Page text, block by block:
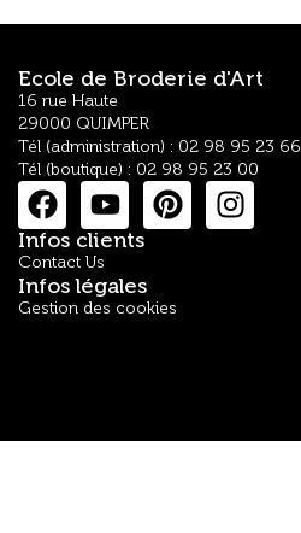
Ecole de Broderie d'Art
16 rue Haute
29000 QUIMPER
Tél (administration) : 02 98 95 23 66
Tél (boutique) : 02 98 95 23 00
Infos clients
Contact Us
Infos légales
Gestion des cookies